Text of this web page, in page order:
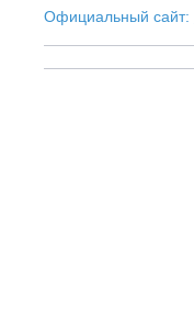
Официальный сайт: